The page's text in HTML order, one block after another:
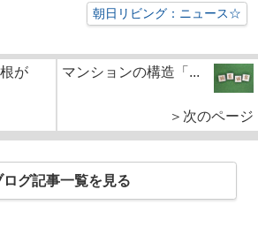
朝日リビング：ニュース☆
が
マンションの構造「...
＞次のページ
ログ記事一覧を見る